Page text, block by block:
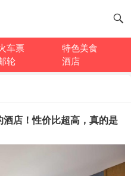
车票
特色美食
轮 酒店
店！性价比超高，真的是